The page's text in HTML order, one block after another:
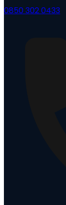
0850 302 0433